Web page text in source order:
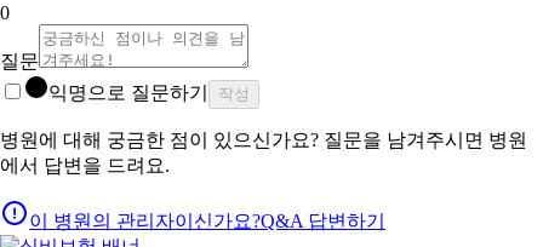
0
질문
익명으로 질문하기
작성
병원에 대해 궁금한 점이 있으신가요? 질문을 남겨주시면 병원
에서 답변을 드려요.
이 병원의 관리자이신가요?Q&A 답변하기